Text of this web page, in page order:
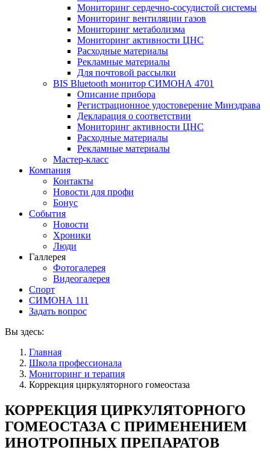
Мониторинг сердечно-сосудистой системы
Мониторинг вентиляции газов
Мониторинг метаболизма
Мониторинг активности ЦНС
Расходные материалы
Рекламные материалы
Для почтовой рассылки
BIS Bluetooth монитор СИМОНА 4701
Описание прибора
Регистрационное удостоверение Минздрава
Декларация о соответствии
Мониторинг активности ЦНС
Расходные материалы
Рекламные материалы
Мастер-класс
Компания
Контакты
Новости для профи
Бонус
События
Новости
Хроники
Люди
Галлерея
Фотогалерея
Видеогалерея
Спорт
СИМОНА 111
Задать вопрос
Вы здесь:
Главная
Школа профессионала
Мониторинг и терапия
Коррекция циркуляторного гомеостаза
КОРРЕКЦИЯ ЦИРКУЛЯТОРНОГО
ГОМЕОСТАЗА С ПРИМЕНЕНИЕМ
ИНОТРОПНЫХ ПРЕПАРАТОВ